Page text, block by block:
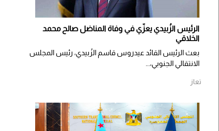
الرئيس الزُبيدي يعزّي في وفاة المناضل صالح محمد
الخلاقي
بعث الرئيس القائد عيدروس قاسم الزُبيدي، رئيس المجلس
الانتقالي الجنوبي،...
تعاز